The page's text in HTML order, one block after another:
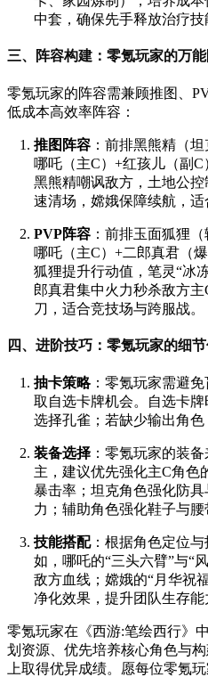
中套，确保先手释放治疗技
三、阵容构建：零氪玩家的万
零氪玩家的阵容需兼顾推图、
低成本高效率阵容：
推图阵容 ：前排黑熊精（
哪吒（主C）+红孩儿（副
黑熊精嘲讽敌方，土地公
速清场，嫦娥保障续航，适
PVP阵容 ：前排玉面狐狸
哪吒（主C）+二郎真君（
狐狸提升行动值，笔灵“冰
郎真君集中火力秒杀敌方
刀，适合竞技场与跨服战。
四、进阶技巧：零氪玩家的细
抽卡策略：零氪玩家需避
取自选卡牌机会。自选卡牌
选择孔雀；若缺少输出角色
装备选择 ：零氪玩家的装
主，建议优先强化主C角色
暴击率；坦克角色强化防
力；辅助角色强化鞋子与腰
技能搭配：根据角色定位
如，哪吒的“三头六臂”与“
敌方血线；嫦娥的“月华祝
净化效果，提升团队生存能
零氪玩家在《西游:笔绘西行》
划资源、优先培养核心角色与
上取得优异成绩。愿每位零氪